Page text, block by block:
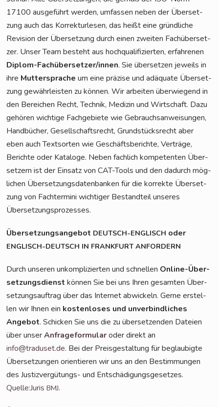
17100 aus­ge­führt wer­den, umfas­sen neben der Über­set­
zung auch das Kor­rek­tur­le­sen, das heißt eine gründ­li­che
Revi­si­on der Über­set­zung durch einen zwei­ten Fach­über­set­
zer. Unser Team besteht aus hoch­qua­li­fi­zier­ten, erfah­re­nen
Diplom-Fach­über­set­zer/in­nen. Sie über­set­zen jeweils in
ihre Mut­ter­spra­che um eine prä­zi­se und adäqua­te Über­set­
zung gewähr­leis­ten zu kön­nen. Wir arbei­ten über­wie­gend in
den Berei­chen Recht, Tech­nik, Medi­zin und Wirt­schaft. Dazu
gehö­ren wich­ti­ge Fach­ge­bie­te wie Gebrauchs­an­wei­sun­gen,
Hand­bü­cher, Gesell­schafts­recht, Grund­stücks­recht aber
eben auch Text­sor­ten wie Geschäfts­be­rich­te, Ver­trä­ge,
Berich­te oder Kata­lo­ge. Neben fach­lich kom­pe­ten­ten Über­
set­zern ist der Ein­satz von CAT-Tools und den dadurch mög­
li­chen Über­set­zungs­da­ten­ban­ken für die kor­rek­te Über­set­
zung von Fach­ter­mi­ni wich­ti­ger Bestand­teil unse­res
Übersetzungsprozesses.
Über­set­zungs­an­ge­bot DEUTSCH-ENGLISCH oder
ENGLISCH-DEUTSCH IN FRANKFURT ANFORDERN
Durch unse­ren unkom­pli­zier­ten und schnel­len Online-Über­
set­zungs­dienst kön­nen Sie bei uns Ihren gesam­ten Über­
set­zungs­auf­trag über das Inter­net abwi­ckeln. Ger­ne erstel­
len wir Ihnen ein kos­ten­lo­ses und unver­bind­li­ches
Ange­bot. Schi­cken Sie uns die zu über­set­zen­den Datei­en
über unserAnfra­ge­for­mu­laroder direkt an
info@traduset.de. Bei der Preis­ge­stal­tung für beglau­big­te
Über­set­zun­gen ori­en­tie­ren wir uns an den Bestim­mun­gen
des Jus­tiz­ver­gü­tungs- und Ent­schä­di­gungs­ge­set­zes.
Quelle:JurisBMJ.